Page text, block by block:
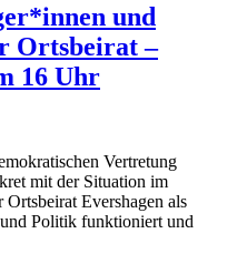
und
Ortsbeirat –
16 Uhr
Vertretung
mit der Situation im
Evershagen als
Politik funktioniert und